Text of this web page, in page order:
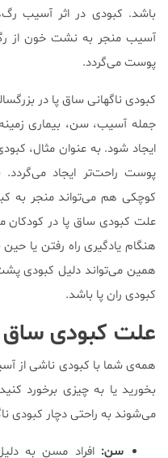
باشد. کبودی در اثر آسیب
آسیب منجر به نشت خون از
پوست می‌گردد.
کبودی ناگهانی ساق پا در
جمله آسیب، سن، بیماری
ایجاد ‌شود. به عنوان مثال،
پوست راحت‌تر ایجاد می‌گردد.
کوچکی هم می‌تواند منجر به
علت کبودی ساق پا در
هنگام یادگیری راه رفتن یا
همین می‌تواند دلیل کبودی
کبودی ران پا باشد.
علت کبودی
همه‌ی شما با کبودی ناشی از
بخورید یا به چیزی برخورد
می‌شوند به راحتی دچار کبودی
سن: افراد مسن به